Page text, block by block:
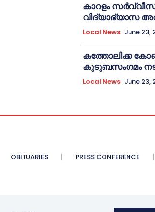
കാറളം
വിദ്യാഭ്യാസ
Local News June 23,
കത്തോലിക്ക
കുടുബസംഗമം
Local News June 23,
OBITUARIES PRESS CONFERENCE